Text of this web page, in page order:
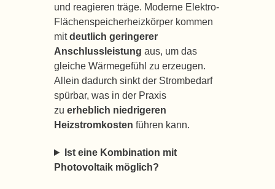
und reagieren träge. Moderne Elektro-
Flächenspeicherheizkörper kommen
mitdeutlich geringerer
Anschlussleistung aus, um das
gleiche Wärmegefühl zu erzeugen.
Allein dadurch sinkt der Strombedarf
spürbar, was in der Praxis
zu erheblich niedrigeren
Heizstromkosten führen kann.
Ist eine Kombination mit
Photovoltaik möglich?